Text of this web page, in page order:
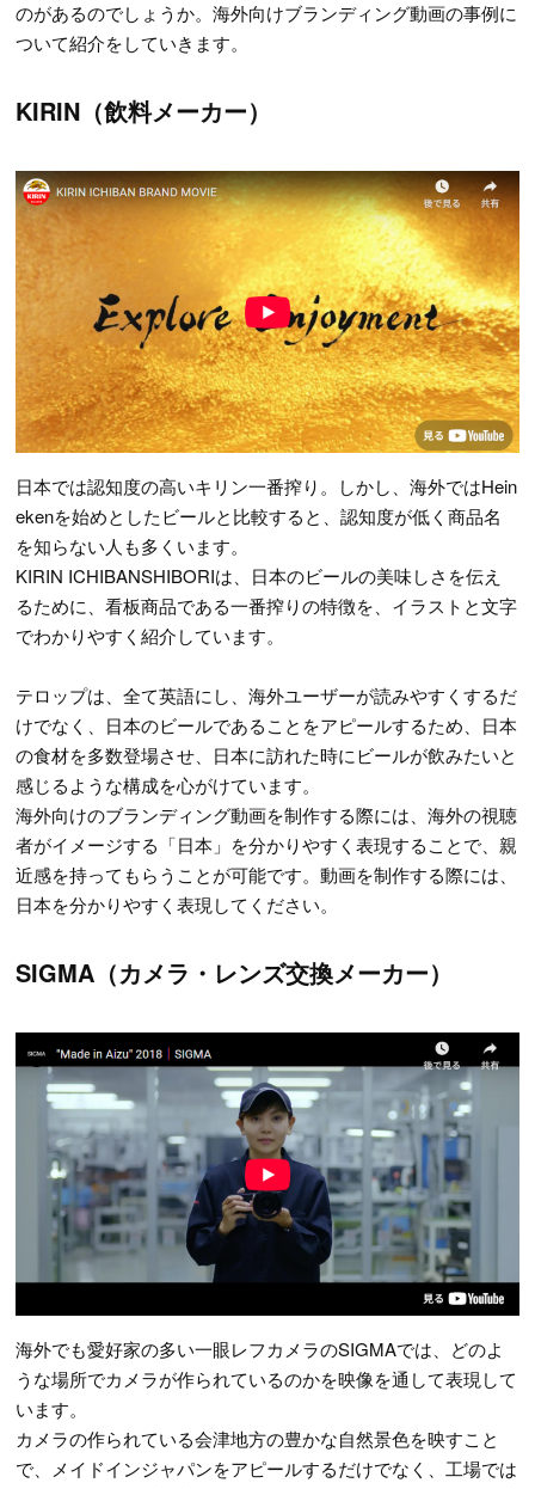
のがあるのでしょうか。海外向けブランディング動画の事例に
ついて紹介をしていきます。
KIRIN（飲料メーカー）
日本では認知度の高いキリン一番搾り。しかし、海外ではHein
ekenを始めとしたビールと比較すると、認知度が低く商品名
を知らない人も多くいます。
KIRIN ICHIBANSHIBORIは、日本のビールの美味しさを伝え
るために、看板商品である一番搾りの特徴を、イラストと文字
でわかりやすく紹介しています。
テロップは、全て英語にし、海外ユーザーが読みやすくするだ
けでなく、日本のビールであることをアピールするため、日本
の食材を多数登場させ、日本に訪れた時にビールが飲みたいと
感じるような構成を心がけています。
海外向けのブランディング動画を制作する際には、海外の視聴
者がイメージする「日本」を分かりやすく表現することで、親
近感を持ってもらうことが可能です。動画を制作する際には、
日本を分かりやすく表現してください。
SIGMA（カメラ・レンズ交換メーカー）
海外でも愛好家の多い一眼レフカメラのSIGMAでは、どのよ
うな場所でカメラが作られているのかを映像を通して表現して
います。
カメラの作られている会津地方の豊かな自然景色を映すこと
で、メイドインジャパンをアピールするだけでなく、工場では